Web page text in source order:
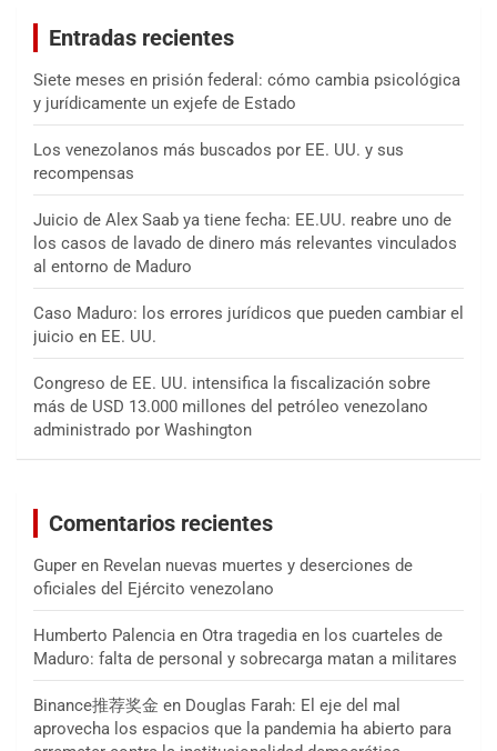
Entradas recientes
Siete meses en prisión federal: cómo cambia psicológica
y jurídicamente un exjefe de Estado
Los venezolanos más buscados por EE. UU. y sus
recompensas
Juicio de Alex Saab ya tiene fecha: EE.UU. reabre uno de
los casos de lavado de dinero más relevantes vinculados
al entorno de Maduro
Caso Maduro: los errores jurídicos que pueden cambiar el
juicio en EE. UU.
Congreso de EE. UU. intensifica la fiscalización sobre
más de USD 13.000 millones del petróleo venezolano
administrado por Washington
Comentarios recientes
Guper en Revelan nuevas muertes y deserciones de
oficiales del Ejército venezolano
Humberto Palencia en Otra tragedia en los cuarteles de
Maduro: falta de personal y sobrecarga matan a militares
Binance推荐奖金 en Douglas Farah: El eje del mal
aprovecha los espacios que la pandemia ha abierto para